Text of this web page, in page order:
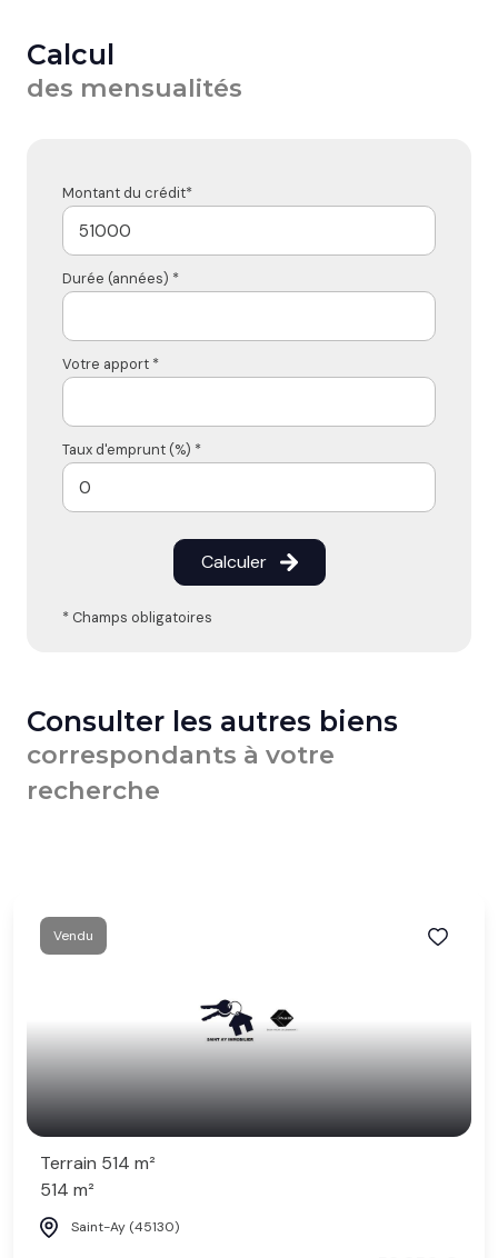
Calcul
des mensualités
Montant du crédit*
Durée (années) *
Votre apport *
Taux d'emprunt (%) *
Calculer
* Champs obligatoires
Consulter les autres biens
correspondants à votre
recherche
Vendu
Terrain 514 m²
514 m²
Saint-Ay (45130)